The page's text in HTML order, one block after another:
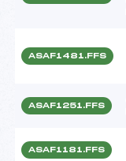
ASAF1481.FFS
ASAF1251.FFS
ASAF1181.FFS